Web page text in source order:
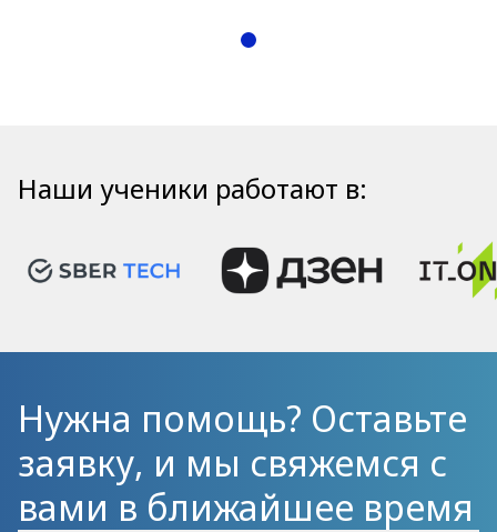
Наши ученики работают в:
Нужна помощь? Оставьте
заявку, и мы свяжемся с
вами в ближайшее время